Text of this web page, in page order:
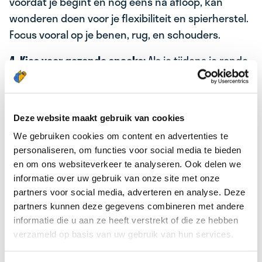
Deze website maakt gebruik van cookies
We gebruiken cookies om content en advertenties te
personaliseren, om functies voor social media te bieden
en om ons websiteverkeer te analyseren. Ook delen we
informatie over uw gebruik van onze site met onze
partners voor social media, adverteren en analyse. Deze
partners kunnen deze gegevens combineren met andere
informatie die u aan ze heeft verstrekt of die ze hebben
verzameld op basis van uw gebruik van hun services.
wonderen doen voor je flexibiliteit en spierherstel.
Focus vooral op je benen, rug, en schouders.
4. Kies voor gezonde snacks:Als je tijdens je ronde
trek krijgt, zorg dan dat je gezonde snacks bij de
hand hebt. Denk aan een stuk fruit of een
om je energieniveau op peil te houden zonder een
suikerdip te krijgen.
5. Zorg voor voldoende slaap:Een goede nachtrust
is cruciaal voor een gezonde leefstijl, vooral als je
vroeg op moet voor het bezorgen van kranten.
Probeer elke nacht 7 tot 8 uur te slapen en houd
een vast slaapritme aan, ook in het weekend. Dit
helpt je lichaam te herstellen en zorgt ervoor dat